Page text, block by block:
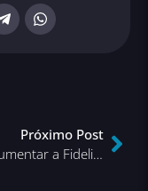
Próximo Post
Como Aumentar a Fidelização dos Clientes com 6 Estratégias Eficazes no Dia do Cliente